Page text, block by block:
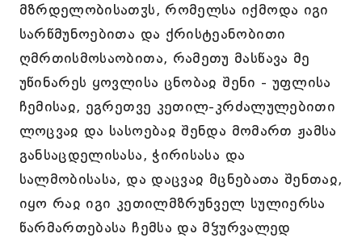
მზრდელობისათჳს, რომელსა იქმოდა იგი
სარწმუნოებითა და ქრისტეანობითი
ღმრთისმოსაობითა, რამეთუ მასწავა მე
უწინარეს ყოვლისა ცნობაჲ შენი - უფლისა
ჩემისაჲ, ეგრეთვე კეთილ-კრძალულებითი
ლოცვაჲ და სასოებაჲ შენდა მომართ ჟამსა
განსაცდელისასა, ჭირისასა და
სალმობისასა, და დაცვაჲ მცნებათა შენთაჲ,
იყო რაჲ იგი კეთილმზრუნველ სულიერსა
წარმართებასა ჩემსა და მჴურვალედ